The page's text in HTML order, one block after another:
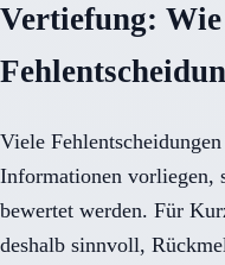
Vertiefung:
Viele
Informationen vorliegen,
bewertet werden. Für
deshalb sinnvoll,